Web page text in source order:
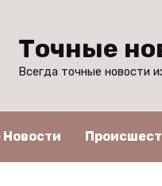
Точные
Всегда точные новости
Новости